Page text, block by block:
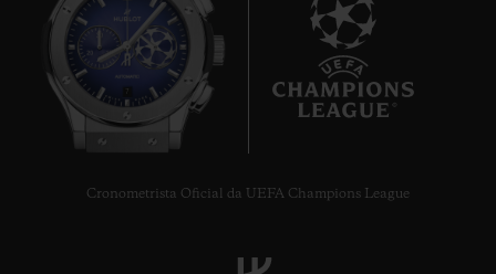
Cronometrista Oficial da UEFA Champions League